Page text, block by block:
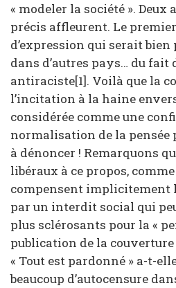
« modeler la société ». Deux
précis affleurent. Le
d’expression qui serait
dans d’autres pays… du
antiraciste[1]. Voilà que la
l’incitation à la haine
considérée comme une
normalisation de la pensée
à dénoncer ! Remarquons
libéraux à ce propos,
compensent implicitement
par un interdit social qui
plus sclérosants pour la «
publication de la couverture
« Tout est pardonné » a-t-
beaucoup d’autocensure